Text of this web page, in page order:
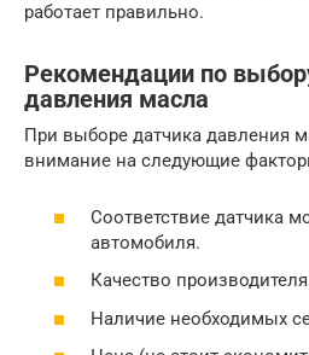
работает правильно.
Рекомендации по
давления масла
При выборе датчика давления
внимание на следующие
Соответствие датчика
автомобиля.
Качество
Наличие необходимых